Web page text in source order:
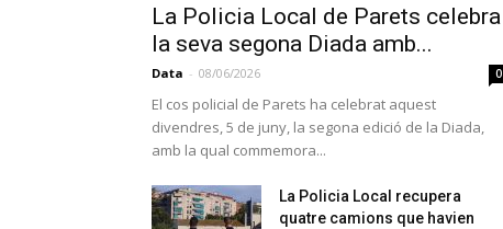
La Policia Local de Parets celebra
la seva segona Diada amb...
Data - 08/06/2026 0
El cos policial de Parets ha celebrat aquest
divendres, 5 de juny, la segona edició de la Diada,
amb la qual commemora...
La Policia Local recupera
quatre camions que havien